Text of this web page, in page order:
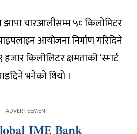
चारआलीसम्म ५० किलोमिटर
आयोजना निर्माण गरिदिने
किलोलिटर क्षमताको ‘स्मार्ट
भनेको थियो ।